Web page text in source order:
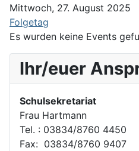
Mittwoch, 27. August 2025
Folgetag
Es wurden keine Events
Ihr/euer
Schulsekretariat
Frau Hartmann
Tel. : 03834/8760 4450
Fax: 03834/8760 9407